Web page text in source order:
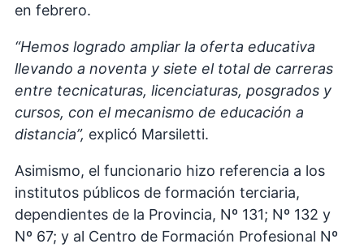
en febrero.
“Hemos logrado ampliar la oferta educativa
llevando a noventa y siete el total de carreras
entre tecnicaturas, licenciaturas, posgrados y
cursos, con el mecanismo de educación a
distancia”, explicó Marsiletti.
Asimismo, el funcionario hizo referencia a los
institutos públicos de formación terciaria,
dependientes de la Provincia, Nº 131; Nº 132 y
Nº 67; y al Centro de Formación Profesional Nº